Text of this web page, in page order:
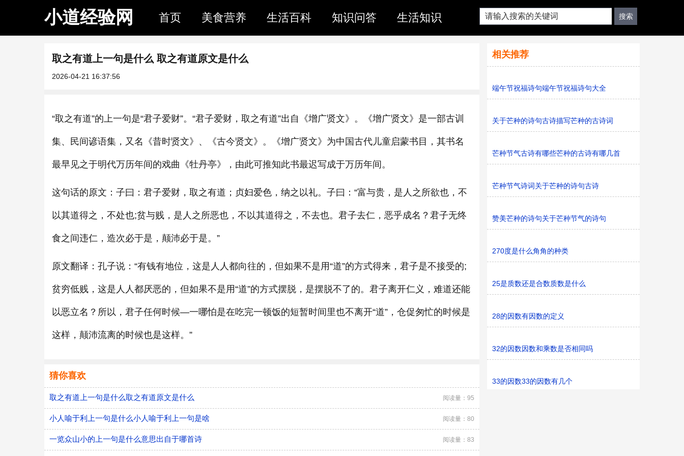
小道经验网 首页 美食营养 生活百科 知识问答 生活知识
取之有道上一句是什么 取之有道原文是什么
2026-04-21 16:37:56
“取之有道”的上一句是“君子爱财”。“君子爱财，取之有道”出自《增广贤文》。《增广贤文》是一部古训
集、民间谚语集，又名《昔时贤文》、《古今贤文》。《增广贤文》为中国古代儿童启蒙书目，其书名
最早见之于明代万历年间的戏曲《牡丹亭》，由此可推知此书最迟写成于万历年间。
这句话的原文：子曰：君子爱财，取之有道；贞妇爱色，纳之以礼。子曰：“富与贵，是人之所欲也，不
以其道得之，不处也;贫与贱，是人之所恶也，不以其道得之，不去也。君子去仁，恶乎成名？君子无终
食之间违仁，造次必于是，颠沛必于是。”
原文翻译：孔子说：“有钱有地位，这是人人都向往的，但如果不是用“道”的方式得来，君子是不接受的;
贫穷低贱，这是人人都厌恶的，但如果不是用“道”的方式摆脱，是摆脱不了的。君子离开仁义，难道还能
以恶立名？所以，君子任何时候—一哪怕是在吃完一顿饭的短暂时间里也不离开“道”，仓促匆忙的时候是
这样，颠沛流离的时候也是这样。”
猜你喜欢
取之有道上一句是什么取之有道原文是什么 阅读量：95
小人喻于利上一句是什么小人喻于利上一句是啥 阅读量：80
一览众山小的上一句是什么意思出自于哪首诗 阅读量：83
相关推荐
端午节祝福诗句端午节祝福诗句大全
关于芒种的诗句古诗描写芒种的古诗词
芒种节气古诗有哪些芒种的古诗有哪几首
芒种节气诗词关于芒种的诗句古诗
赞美芒种的诗句关于芒种节气的诗句
270度是什么角角的种类
25是质数还是合数质数是什么
28的因数有因数的定义
32的因数因数和乘数是否相同吗
33的因数33的因数有几个